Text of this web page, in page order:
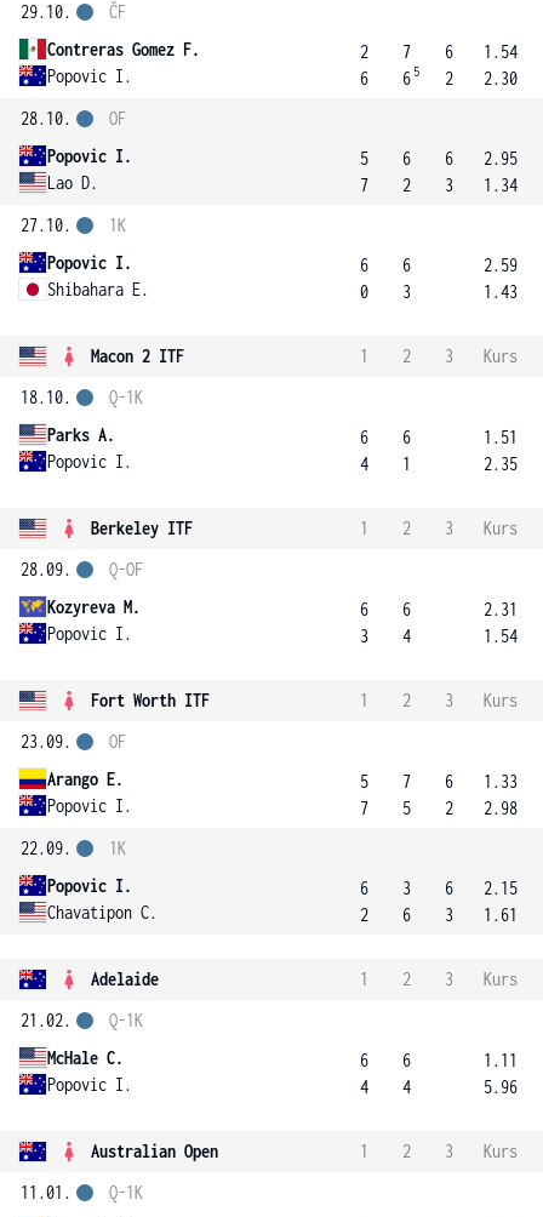
29.10.
Contreras Gomez F.
Popovic I.
ČF
2
6
7
6 5
6
2
1.54
2.30
28.10.
Popovic I.
Lao D.
OF
5
7
6
2
6
3
2.95
1.34
27.10.
Popovic I.
Shibahara E.
1K
6
0
6
3
2.59
1.43
Macon 2 ITF 1 2 3
Kurs
18.10.
Parks A.
Popovic I.
Q-1K
6
4
6
1
1.51
2.35
Berkeley ITF 1 2 3
Kurs
28.09.
Kozyreva M.
Popovic I.
Q-OF
6
3
6
4
2.31
1.54
Fort Worth ITF 1 2 3
Kurs
23.09.
Arango E.
Popovic I.
OF
5
7
7
5
6
2
1.33
2.98
22.09.
Popovic I.
Chavatipon C.
1K
6
2
3
6
6
3
2.15
1.61
Adelaide 1 2 3
Kurs
21.02.
McHale C.
Popovic I.
Q-1K
6
4
6
4
1.11
5.96
Australian Open 1 2 3
Kurs
11.01.
Q-1K